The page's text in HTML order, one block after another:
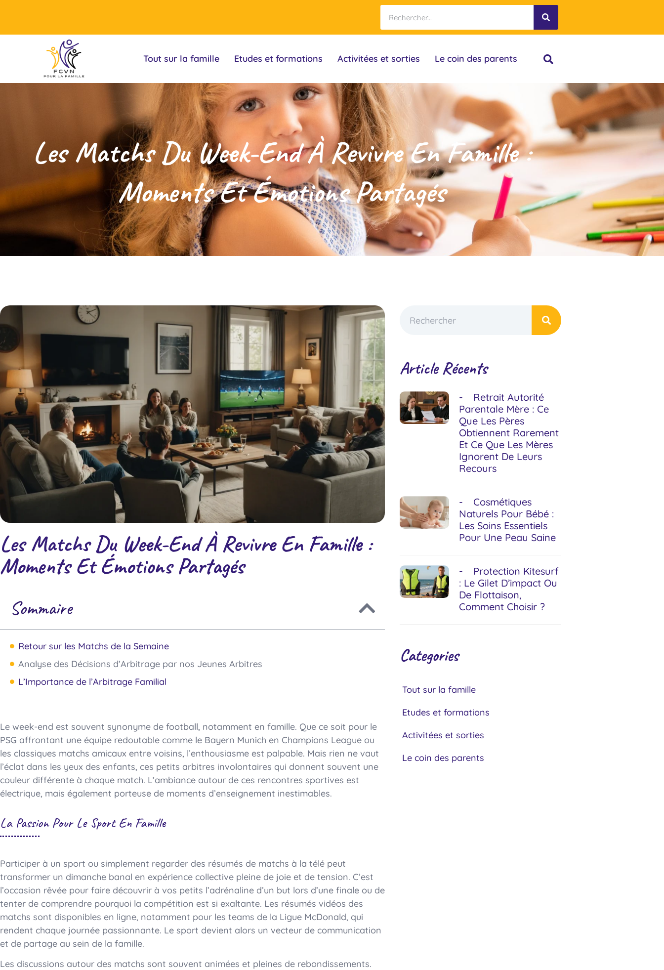
Tout sur la famille Etudes et formations Activitées et sorties Le coin des parents
Les Matchs Du Week-End À Revivre En Famille :
Moments Et Émotions Partagés
Les Matchs Du Week-End À Revivre En Famille :
Moments Et Émotions Partagés
Sommaire
Retour sur les Matchs de la Semaine
Analyse des Décisions d’Arbitrage par nos Jeunes Arbitres
L’Importance de l’Arbitrage Familial
Le week-end est souvent synonyme de football, notamment en famille. Que ce soit pour le
PSG affrontant une équipe redoutable comme le Bayern Munich en Champions League ou
les classiques matchs amicaux entre voisins, l’enthousiasme est palpable. Mais rien ne vaut
l’éclat dans les yeux des enfants, ces petits arbitres involontaires qui donnent souvent une
couleur différente à chaque match. L’ambiance autour de ces rencontres sportives est
électrique, mais également porteuse de moments d’enseignement inestimables.
La Passion Pour Le Sport En Famille
Participer à un sport ou simplement regarder des résumés de matchs à la télé peut
transformer un dimanche banal en expérience collective pleine de joie et de tension. C’est
l’occasion rêvée pour faire découvrir à vos petits l’adrénaline d’un but lors d’une finale ou de
tenter de comprendre pourquoi la compétition est si exaltante. Les résumés vidéos des
matchs sont disponibles en ligne, notamment pour les teams de la Ligue McDonald, qui
rendent chaque journée passionnante. Le sport devient alors un vecteur de communication
et de partage au sein de la famille.
Les discussions autour des matchs sont souvent animées et pleines de rebondissements.
Article Récents
Retrait Autorité
Parentale Mère : Ce
Que Les Pères
Obtiennent Rarement
Et Ce Que Les Mères
Ignorent De Leurs
Recours
Cosmétiques
Naturels Pour Bébé :
Les Soins Essentiels
Pour Une Peau Saine
Protection Kitesurf
: Le Gilet D’impact Ou
De Flottaison,
Comment Choisir ?
Categories
Tout sur la famille
Etudes et formations
Activitées et sorties
Le coin des parents